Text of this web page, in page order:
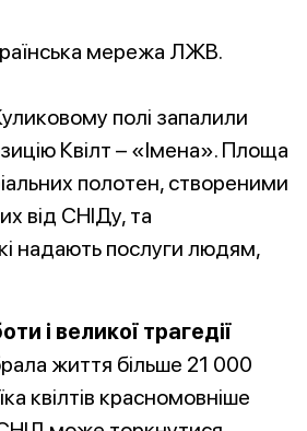
мережа ЛЖВ.
полі запалили
Квілт – «Імена». Площа
полотен, створеними
від СНІДу, та
надають послуги людям,
і великої трагедії
життя більше 21 000
квілтів красномовніше